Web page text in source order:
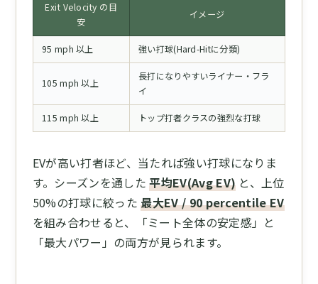
Exit Velocity の目
安
イメージ
95 mph 以上 強い打球(Hard-Hitに分類)
105 mph 以上
長打になりやすいライナー・フラ
イ
115 mph 以上 トップ打者クラスの強烈な打球
EVが高い打者ほど、当たれば強い打球になりま
す。シーズンを通した平均EV(Avg EV) と、上位
50%の打球に絞った最大EV / 90 percentile EV
を組み合わせると、「ミート全体の安定感」と
「最大パワー」の両方が見られます。